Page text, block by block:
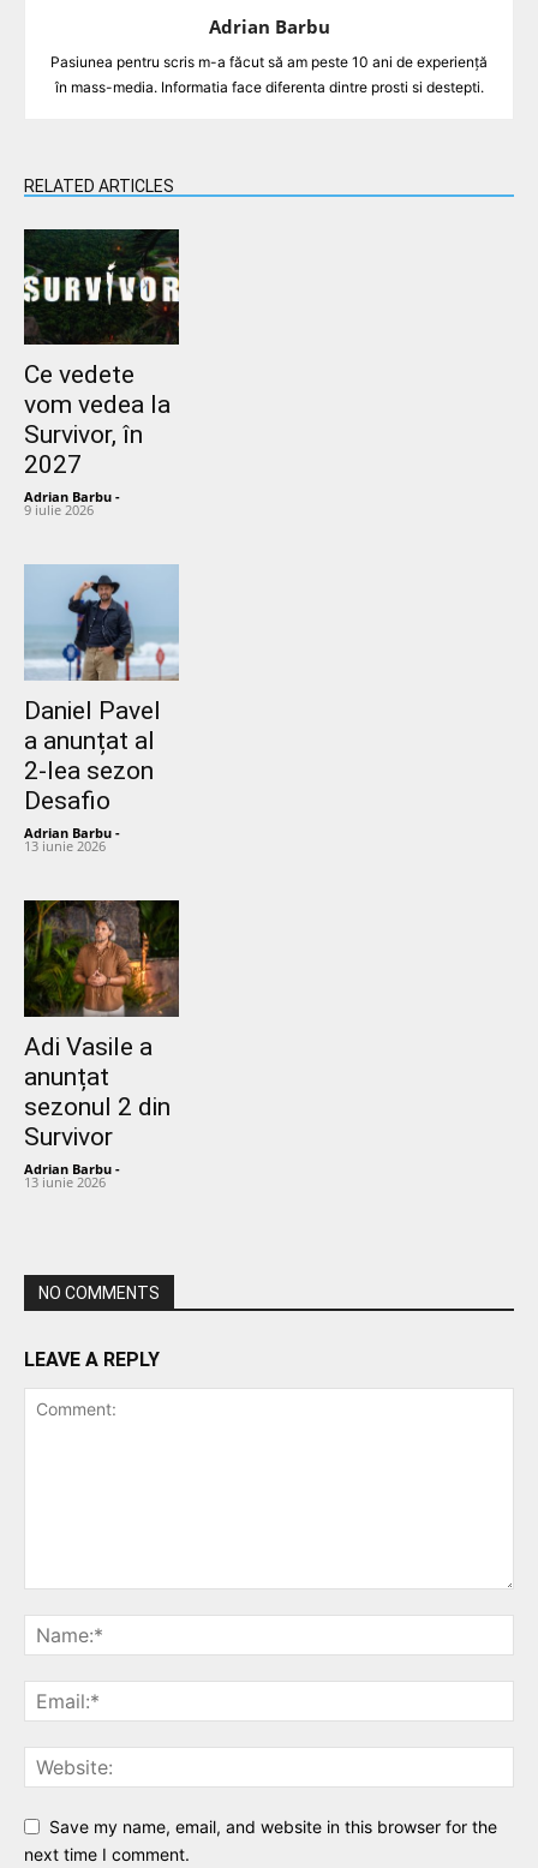
Adrian Barbu
Pasiunea pentru scris m-a făcut să am peste 10 ani de experiență
în mass-media. Informatia face diferenta dintre prosti si destepti.
RELATED ARTICLES
Ce vedete
vom vedea la
Survivor, în
2027
Adrian Barbu -
9 iulie 2026
Daniel Pavel
a anunțat al
2-lea sezon
Desafio
Adrian Barbu -
13 iunie 2026
Adi Vasile a
anunțat
sezonul 2 din
Survivor
Adrian Barbu -
13 iunie 2026
NO COMMENTS
LEAVE A REPLY
Save my name, email, and website in this browser for the
next time I comment.